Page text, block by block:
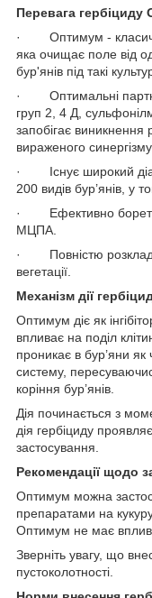
Перевага гербіциду
· Оптимум -
яка очищає поле від
бур'янів під такі
· Оптимальні
груп 2, 4 Д,
запобігає виникнення
вираженого
· Існує широкий
200 видів бур’янів, у
· Ефективно
МЦПА.
· Повністю
вегетації.
Механізм дії
Оптимум діє як
впливає на поділ
проникає в бур’яни як
систему,
коріння бур’янів.
Дія починається з
дія гербіциду
застосування.
Рекомендації щодо
Оптимум можна
препаратами на
Оптимум не має впливу
Зверніть увагу, що
пустоколотності.